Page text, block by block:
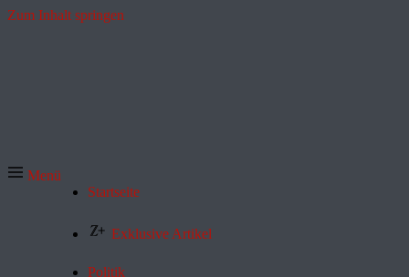
Zum Inhalt springen
Menü
Startseite
Exklusive Artikel
Politik